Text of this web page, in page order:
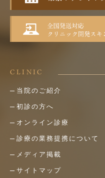
CLINIC
当院のご紹介
初診の方へ
オンライン診療
診療の業務提携について
メディア掲載
サイトマップ